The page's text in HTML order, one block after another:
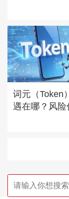
词元（Token
遇在哪？风险